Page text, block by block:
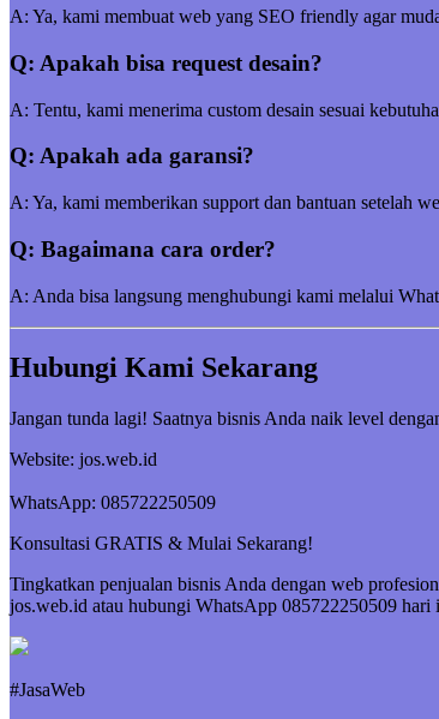
A: Ya, kami membuat web yang SEO friendly agar
Q: Apakah bisa request desain?
A: Tentu, kami menerima custom desain sesuai
Q: Apakah ada garansi?
A: Ya, kami memberikan support dan bantuan setelah
Q: Bagaimana cara order?
A: Anda bisa langsung menghubungi kami melalui
Hubungi Kami Sekarang
Jangan tunda lagi! Saatnya bisnis Anda naik level
Website: jos.web.id
WhatsApp: 085722250509
Konsultasi GRATIS & Mulai Sekarang!
Tingkatkan penjualan bisnis Anda dengan web
jos.web.id atau hubungi WhatsApp 085722250509 hari
#JasaWeb